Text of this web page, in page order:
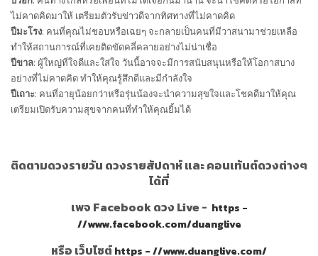
ไม่คาดคิดมาให้ เตรียมตัวรับข่าวดีจากทิศทางที่ไม่คาดคิด
ปีมะโรง: คนที่คุณไม่ชอบหรือเฉยๆ จะกลายเป็นคนที่มีวาสนามาช่วยเหลือ
ทำให้สถานการณ์ที่เคยติดขัดคลี่คลายอย่างไม่น่าเชื่อ
ปีขาล: ผู้ใหญ่ที่ใจดีและใส่ใจ วันนี้อาจจะมีการสนับสนุนหรือให้โอกาสบาง
อย่างที่ไม่คาดคิด ทำให้คุณรู้สึกดีและมีกำลังใจ
ปีเถาะ: คนที่อายุน้อยกว่าหรือรุ่นน้องจะนำความสุขใจและโชคดีมาให้คุณ
เตรียมเปิดรับความสุขจากคนที่ทำให้คุณยิ้มได้
ติดตามดวงรายวัน ดวงรายสัปดาห์ และ คอนเท้นต์ดวงต่างๆ
ได้ที่
เพจ Facebook ดวง Live - https -
//www.facebook.com/duanglive
หรือ เว็บไซต์https - //www.duanglive.com/